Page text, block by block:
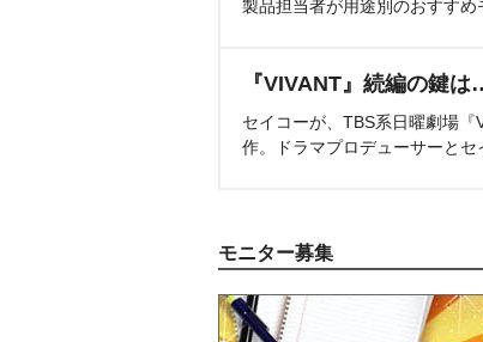
製品担当者が用途別のおすすめ
『VIVANT』続編の鍵
セイコーが、TBS系日曜劇場
作。ドラマプロデューサーとセ
モニター募集